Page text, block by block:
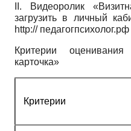
II. Видеоролик
загрузить в личный
http://
Критерии
карточка»
Критерии